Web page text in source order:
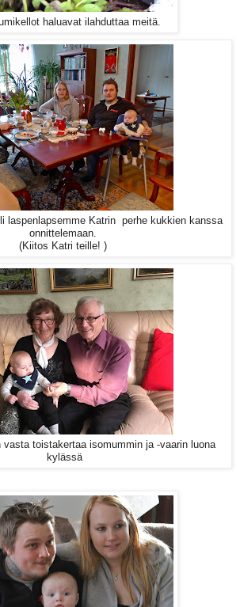
haluavat ilahduttaa meitä.
laspenlapsemme Katrin perhe kukkien kanssa
onnittelemaan.
(Kiitos Katri teille! )
vasta toistakertaa isomummin ja -vaarin luona
kylässä